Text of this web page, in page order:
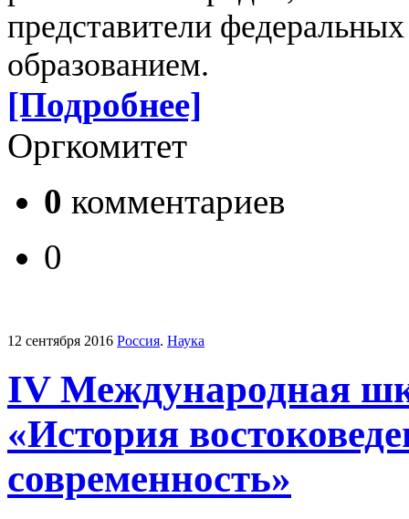
представители
образованием.
[Подробнее]
Оргкомитет
0 комментариев
0
12 сентября 2016 Россия. Наука
IV Международная
«История
современность»